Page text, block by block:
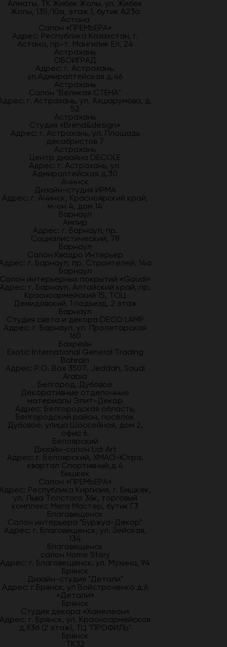
Алматы, ТК Жибек Жолы, ул. Жибек
Жолы, 135/10а, этаж 1, бутик А23а
Астана
Салон «ПРЕМЬЕРА»
Адрес: Республика Казахстан, г.
Астана, пр-т. Мангилик Ел, 24
Астрахань
ОБОИГРАД
Адрес: г. Астрахань,
ул.Адмиралтейская д.46
Астрахань
Салон "Великая СТЕНА"
г. Астрахань, ул. Ахшарумова, д.
52
Астрахань
Студия «Brend&design»
Адрес: г. Астрахань, ул. Площадь
декабристов 7
Астрахань
Центр дизайна DECOLE
Адрес: г. Астрахань, ул.
Адмиралтейская д.30
Ачинск
Дизайн-студия ИРМА
Адрес: г. Ачинск, Красноярский край,
м-он 4, дом 14
Барнаул
Ампир
Адрес: г. Барнаул, пр.
Социалистический, 78
Барнаул
Салон Квадро Интерьер
г. Барнаул, пр. Строителей, 14а
Барнаул
Салон интерьерных покрытий «Gaudi»
Адрес: г. Барнаул, Алтайский край, пр.
Красноармейский 15, ТОЦ
Демидовский, 1 подъезд, 2 этаж
Барнаул
Студия света и декора DECO LAMP
Адрес: г. Барнаул, ул. Пролетарская
160
Бахрейн
Exotic International General Trading
Bahrain
Адрес: P.O. Box 3507, Jeddah, Saudi
Arabia
Белгород, Дубовое
Декоративные отделочные
материалы Элит-Декор
Адрес: Белгородская область,
Белгородский район, посёлок
Дубовое, улица Шоссейная, дом 2,
офис 6.
Белоярский
Дизайн-салон Lidi Art
Адрес: г. Белоярский, ХМАО-Югра,
квартал Спортивный,д.4
Бишкек
Салон «ПРЕМЬЕРА»
Республика Киргизия, г. Бишкек,
ул. Льва Толстого 36к, торговый
комплекс Мега Мастер, бутик Г3
Благовещенск
Салон интерьера "Буржуа-Декор"
Адрес: г. Благовещенск, ул. Зейская,
134
Благовещенск
салон Home Story
Адрес: г. Благовещенск, ул. Мухина, 94
Брянск
Дизайн-студия "Детали"
Адрес: г.Брянск, ул Войстроченко д.6
«Детали»
Брянск
Студия декора «Хамелеон»
Адрес: г. Брянск, ул. Красноармейская
д.93б (2 этаж), ТЦ "ПРОФИЛЬ"
Брянск
ТК32